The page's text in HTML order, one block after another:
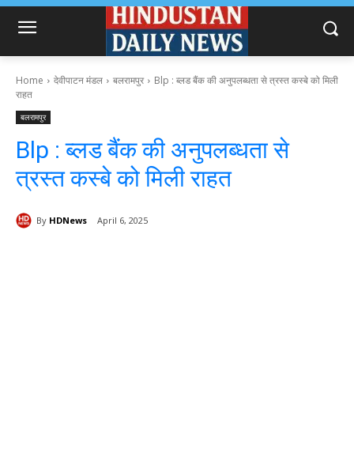
Home देवीपाटन मंडल बलरामपुर
Blp : ब्लड बैंक की अनुपलब्धता से त्रस्त कस्बे को मिली
राहत
बलरामपुर
Blp : ब्लड बैंक की अनुपलब्धता से
त्रस्त कस्बे को मिली राहत
By HDNews April 6, 2025